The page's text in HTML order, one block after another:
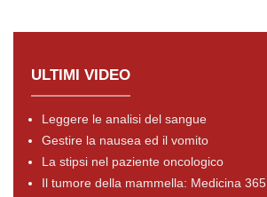
ULTIMI VIDEO
Leggere le analisi del sangue
Gestire la nausea ed il vomito
La stipsi nel paziente oncologico
Il tumore della mammella: Medicina 365